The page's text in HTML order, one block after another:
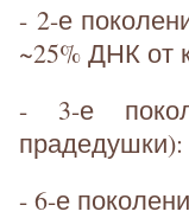
- 2-е
~25% ДНК от
- 3-е
прадедушки):
- 6-е